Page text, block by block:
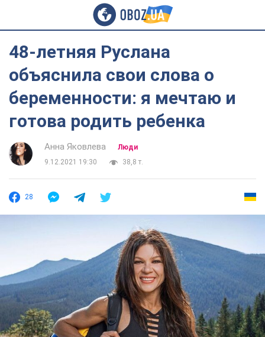
48-летняя Руслана
объяснила свои слова о
беременности: я мечтаю и
готова родить ребенка
Анна Яковлева
Люди
9.12.2021 19:30
38,8 т.
28